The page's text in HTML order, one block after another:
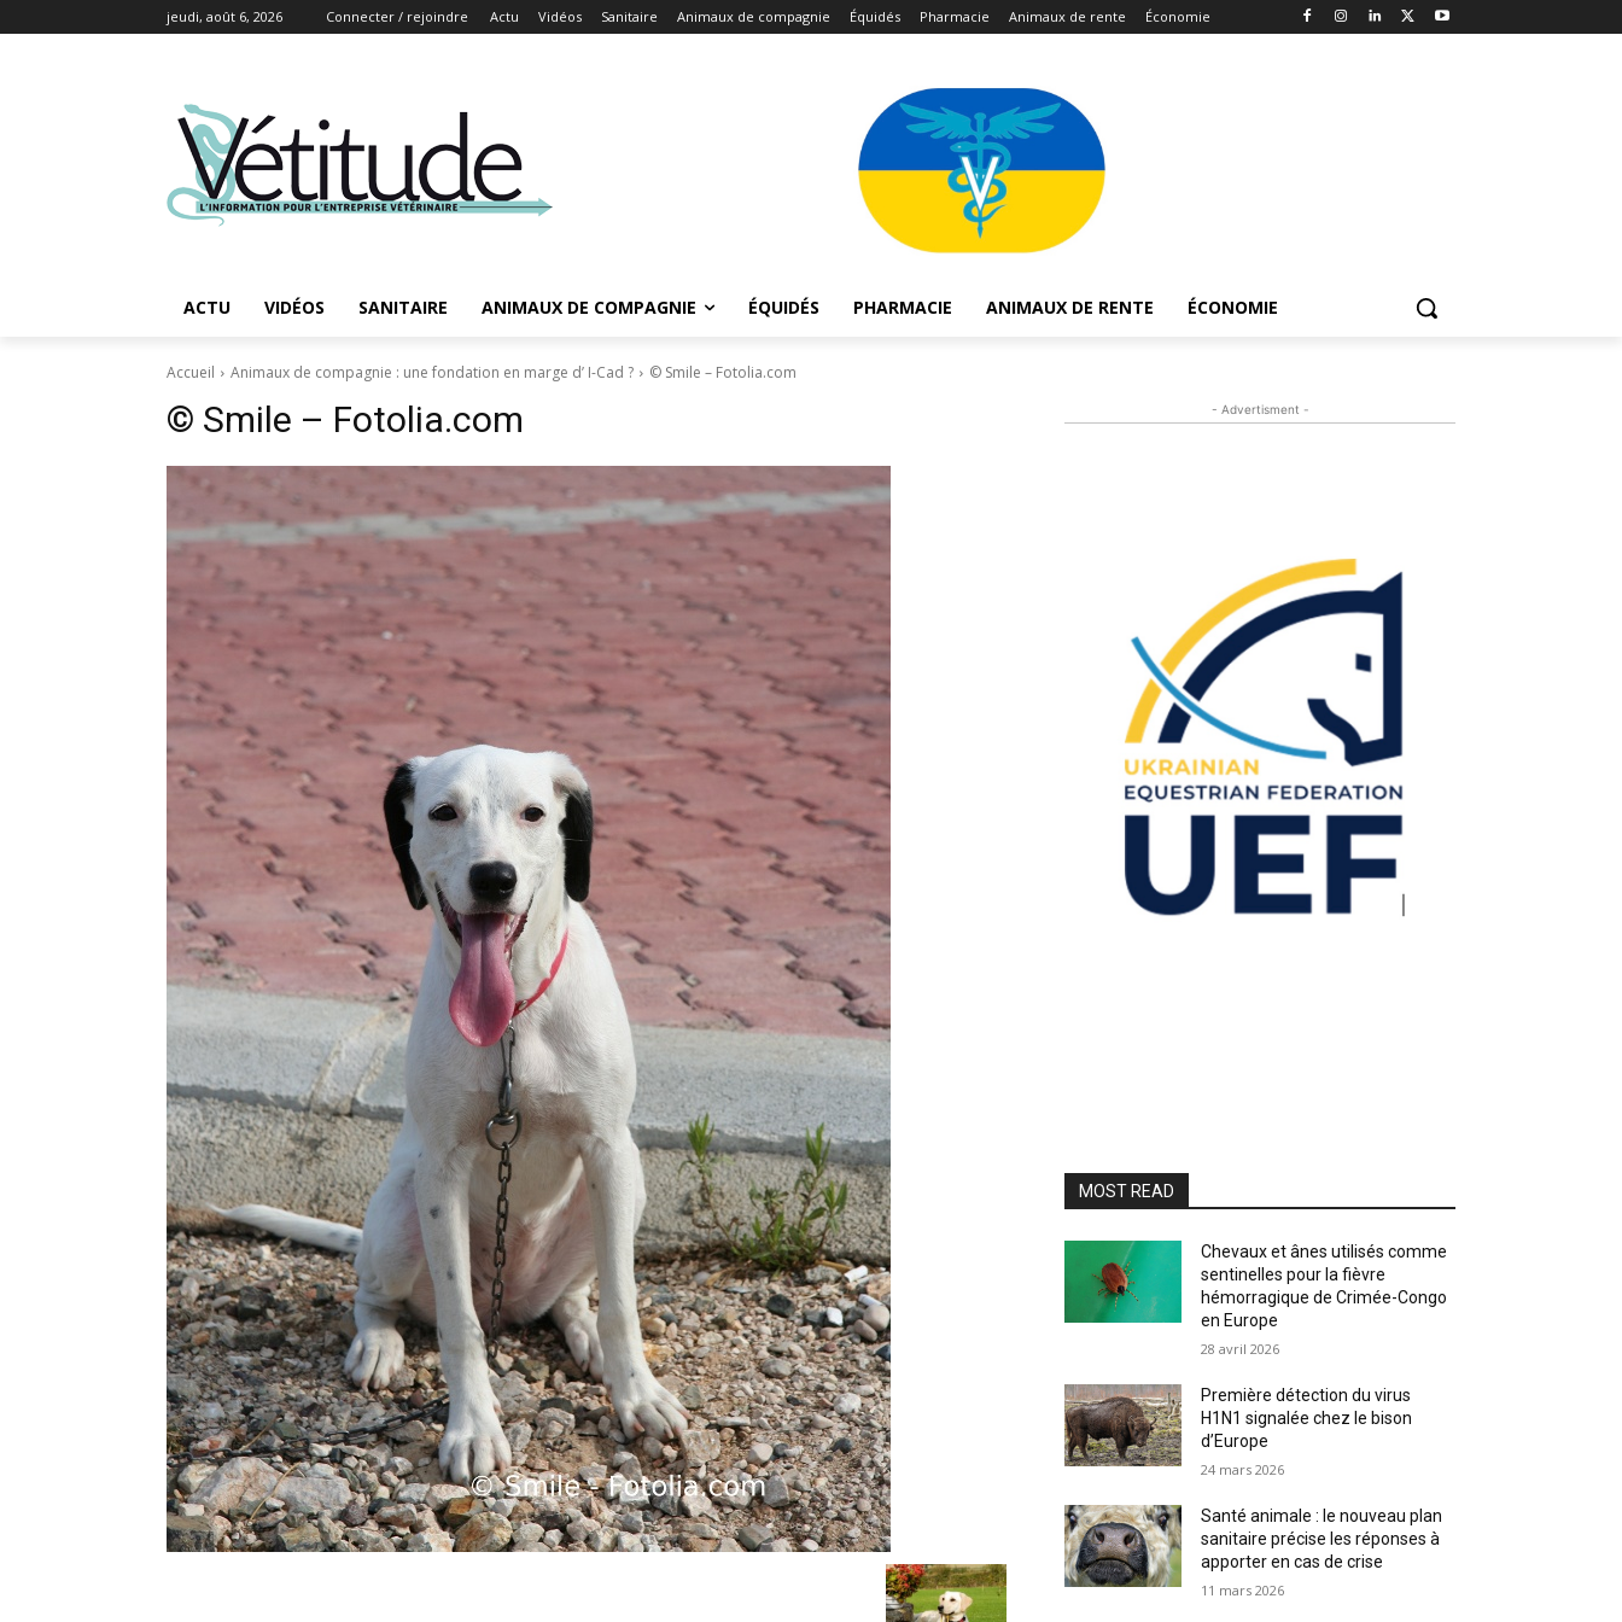
jeudi, août 6, 2026 Connecter / rejoindre Actu Vidéos Sanitaire Animaux de compagnie Équidés Pharmacie Animaux de rente Économie
ACTU VIDÉOS SANITAIRE ANIMAUX DE COMPAGNIE ÉQUIDÉS PHARMACIE ANIMAUX DE RENTE ÉCONOMIE
Accueil Animaux de compagnie : une fondation en marge d’ I-Cad ? © Smile – Fotolia.com
© Smile – Fotolia.com - Advertisment -
MOST READ
Chevaux et ânes utilisés comme
sentinelles pour la fièvre
hémorragique de Crimée-Congo
en Europe
28 avril 2026
Première détection du virus
H1N1 signalée chez le bison
d’Europe
24 mars 2026
Santé animale : le nouveau plan
sanitaire précise les réponses à
apporter en cas de crise
11 mars 2026